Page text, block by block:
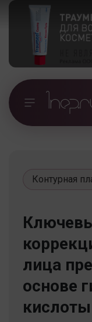
Контурная
лица
основе